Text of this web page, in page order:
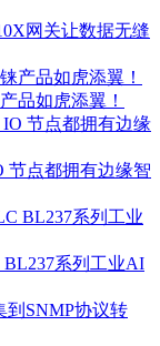
网关让数据无缝
品如虎添翼！
点都拥有边缘智
BL237系列工业AI